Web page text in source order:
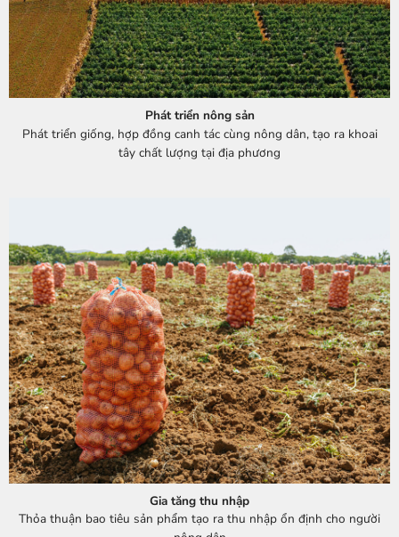
Phát triển nông sản
Phát triển giống, hợp đồng canh tác cùng nông dân, tạo ra khoai
tây chất lượng tại địa phương
Gia tăng thu nhập
Thỏa thuận bao tiêu sản phẩm tạo ra thu nhập ổn định cho người